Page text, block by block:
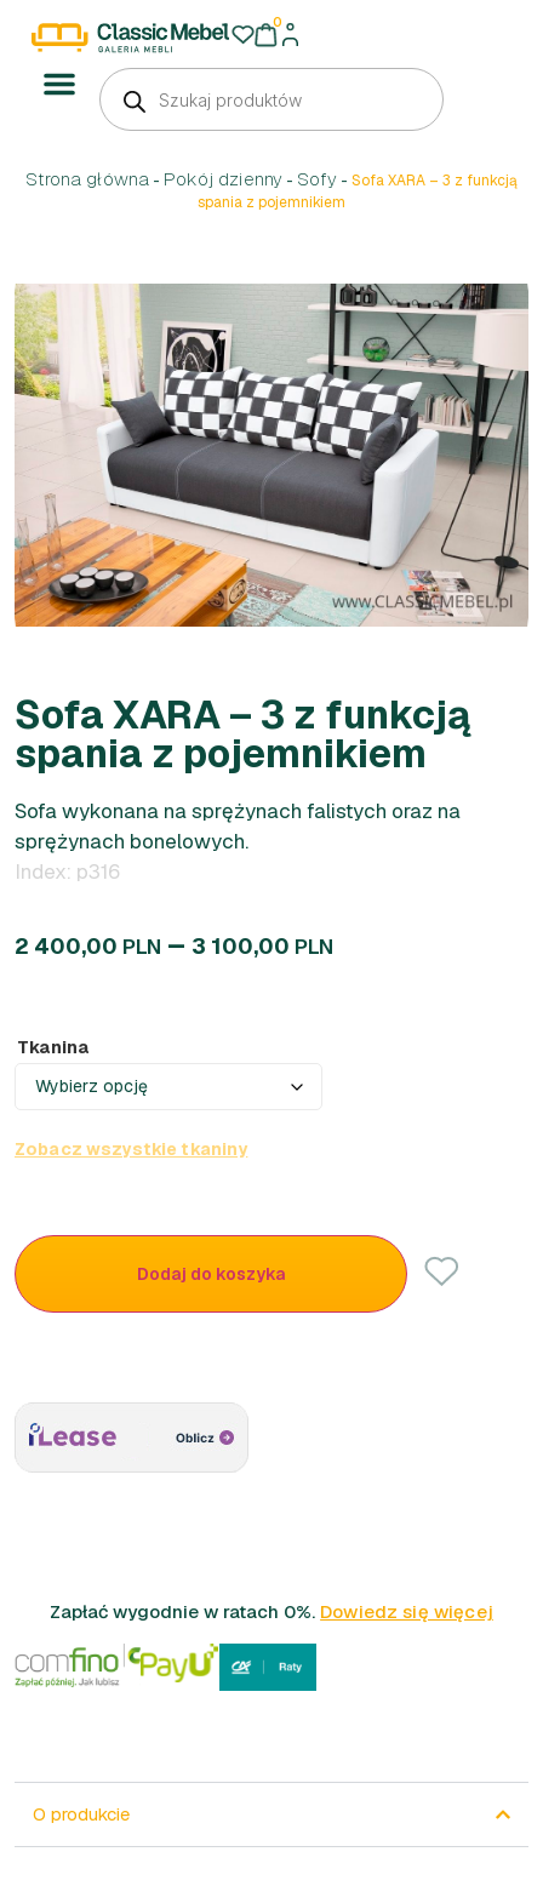
0
Strona główna - Pokój dzienny - Sofy - Sofa XARA – 3 z funkcją
spania z pojemnikiem
Sofa XARA – 3 z funkcją
spania z pojemnikiem
Sofa wykonana na sprężynach falistych oraz na
sprężynach bonelowych.
Index: p316
2 400,00 PLN – 3 100,00 PLN
Tkanina
Zobacz wszystkie tkaniny
Dodaj do koszyka
Zapłać wygodnie w ratach 0%. Dowiedz się więcej
O produkcie